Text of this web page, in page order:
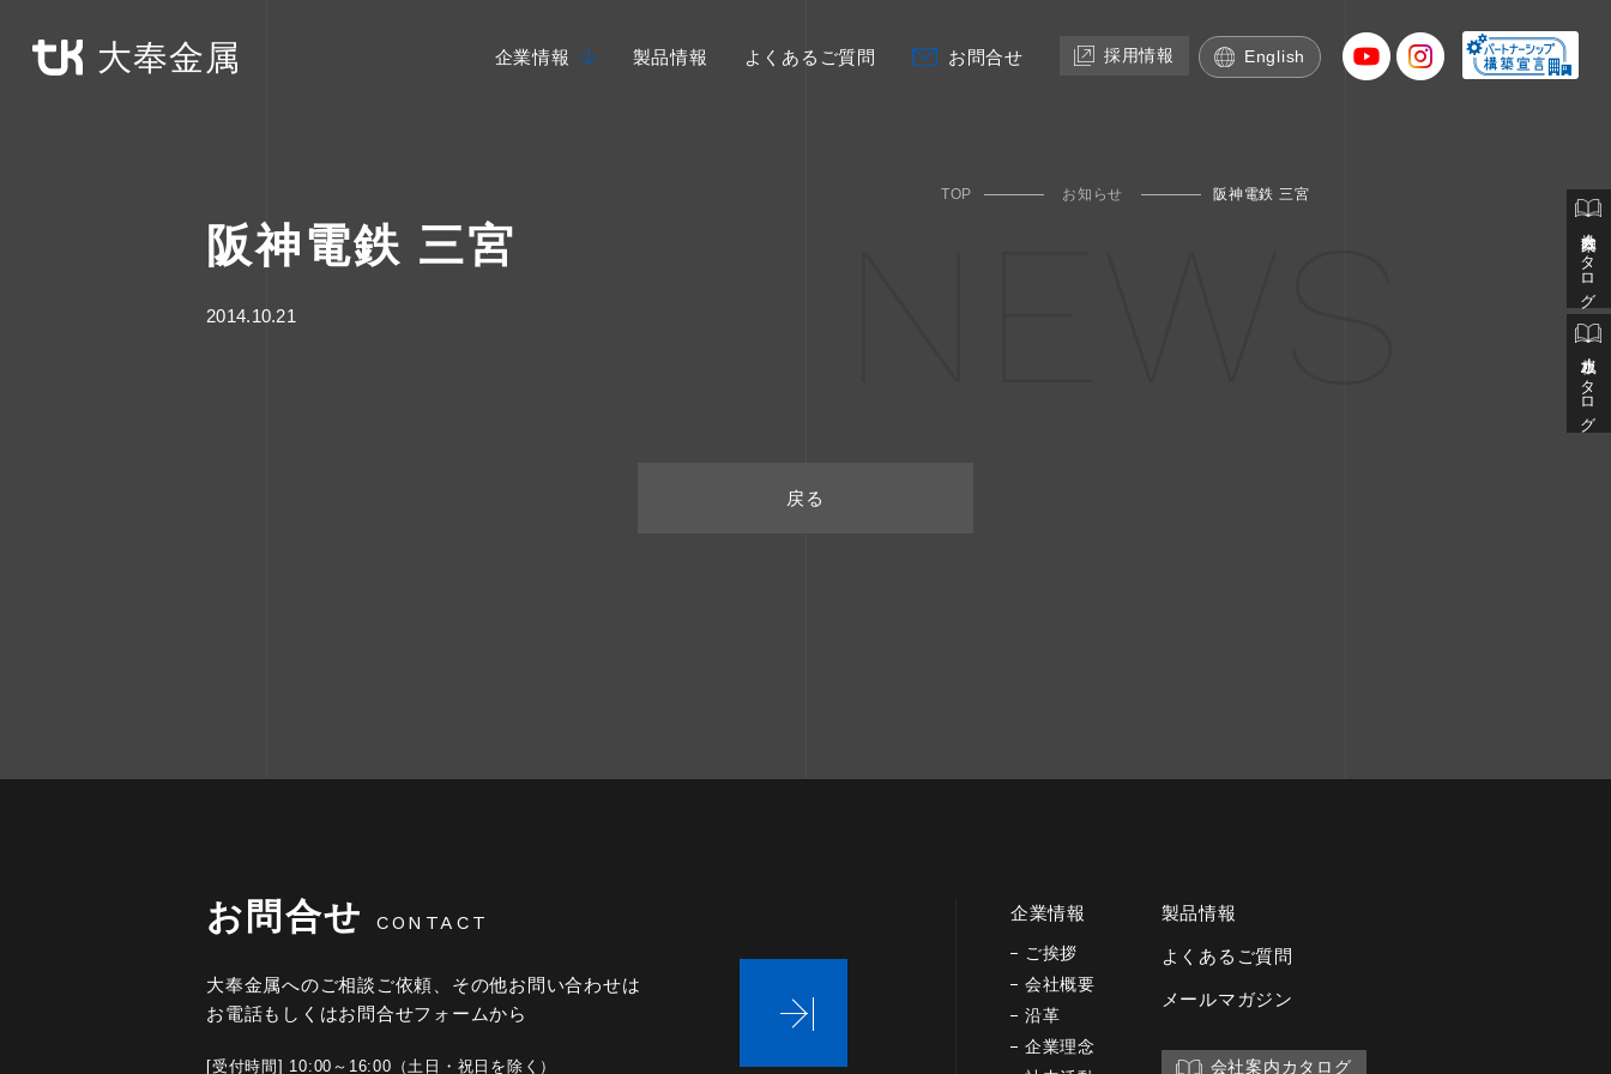
大奉金属 企業情報 製品情報 よくあるご質問 お問合せ 採用情報 English
会社案内カタログ
止水板カタログ
阪神電鉄 三宮
2014.10.21
TOP お知らせ 阪神電鉄 三宮
戻る
お問合せ CONTACT
大奉金属へのご相談ご依頼、その他お問い合わせは
お電話もしくはお問合せフォームから
[受付時間] 10:00～16:00（土日・祝日を除く）
企業情報
ご挨拶
会社概要
沿革
企業理念
製品情報
よくあるご質問
メールマガジン
会社案内カタログ